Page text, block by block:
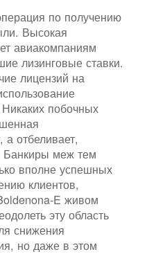
по получению
Высокая
авиакомпаниям
лизинговые ставки.
лицензий на
побочных
а отбеливает,
Банкиры меж тем
вполне успешных
клиентов,
E живом
эту область
снижения
но даже в этом